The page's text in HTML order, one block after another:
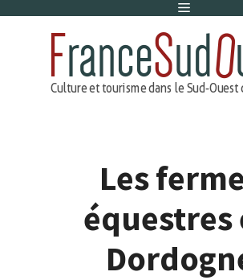
Menu
Les
équestres